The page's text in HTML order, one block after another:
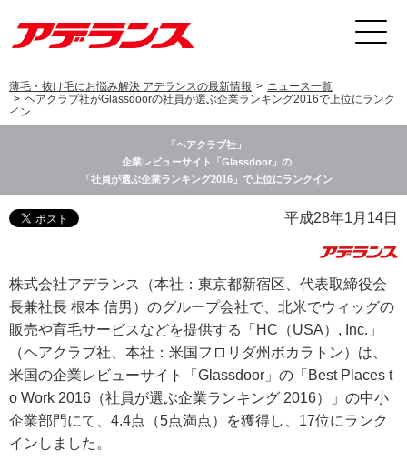
薄毛・抜け毛にお悩み解決 アデランスの最新情報
ニュース一覧
ヘアクラブ社がGlassdoorの社員が選ぶ企業ランキング2016で上位にランク
イン
「ヘアクラブ社」
企業レビューサイト「Glassdoor」の
「社員が選ぶ企業ランキング2016」で上位にランクイン
平成28年1月14日
株式会社アデランス（本社：東京都新宿区、代表取締役会
長兼社長 根本 信男）のグループ会社で、北米でウィッグの
販売や育毛サービスなどを提供する「HC（USA）, Inc.」
（ヘアクラブ社、本社：米国フロリダ州ボカラトン）は、
米国の企業レビューサイト「Glassdoor」の「Best Places t
o Work 2016（社員が選ぶ企業ランキング 2016）」の中小
企業部門にて、4.4点（5点満点）を獲得し、17位にランク
インしました。